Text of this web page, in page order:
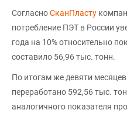
СогласноСканПласту
потребление ПЭТ в России
года на 10% относительно
составило 56,96 тыс. тонн.
По итогам же девяти
переработано 592,56 тыс.
аналогичного показателя